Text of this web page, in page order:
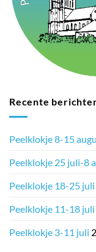
Recente
Peelklokje 8-15
Peelklokje 25 juli-8
Peelklokje 18-25 juli
Peelklokje 11-18 juli
Peelklokje 3-11 juli